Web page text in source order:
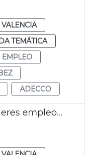
VALENCIA
TEMÁTICA
EMPLEO
ADECCO
Cursos de formación y talleres empleo València